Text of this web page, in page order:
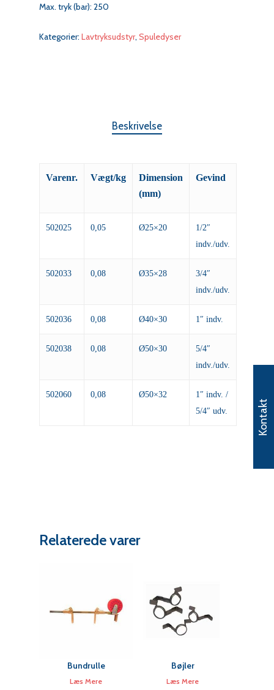
Max. tryk (bar): 250
Kategorier: Lavtryksudstyr, Spuledyser
Beskrivelse
Varenr. Vægt/kg
Dimension
(mm)
Gevind
502025 0,05 Ø25×20
1/2″
indv./udv.
502033 0,08 Ø35×28
3/4″
indv./udv.
502036 0,08 Ø40×30 1″ indv.
502038 0,08 Ø50×30
5/4″
indv./udv.
502060 0,08 Ø50×32
1″ indv. /
5/4″ udv.
Relaterede varer
Bundrulle
Læs Mere
Bøjler
Læs Mere
Kontakt